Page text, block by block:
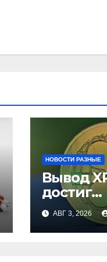
НОВОСТИ РАЗНЫЕ
Вывод
достиг
лет
АВГ 3, 2026